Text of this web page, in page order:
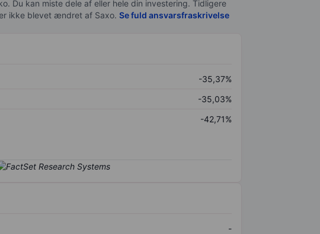
Du kan miste dele af eller hele din investering. Tidligere
ikke blevet ændret af Saxo. Se fuld ansvarsfraskrivelse
-35,37%
-35,03%
-42,71%
-